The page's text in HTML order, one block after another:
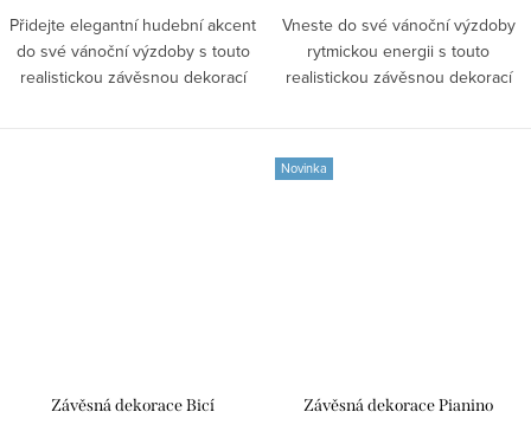
Přidejte elegantní hudební akcent
do své vánoční výzdoby s touto
realistickou závěsnou dekorací
Vneste do své vánoční výzdoby
rytmickou energii s touto
realistickou závěsnou dekorací
Závěsná dekorace Bicí
Novinka
Závěsná dekorace Pianino